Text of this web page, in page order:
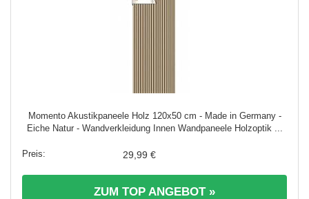
Momento Akustikpaneele Holz 120x50 cm - Made in Germany -
Eiche Natur - Wandverkleidung Innen Wandpaneele Holzoptik ...
29,99 €
ZUM TOP ANGEBOT »